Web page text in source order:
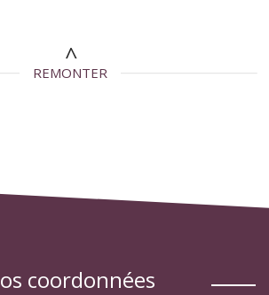
REMONTER
nos coordonnées